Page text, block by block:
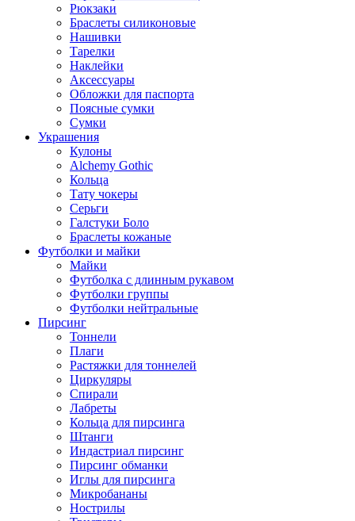
Рюкзаки
Браслеты силиконовые
Нашивки
Тарелки
Наклейки
Аксессуары
Обложки для паспорта
Поясные сумки
Сумки
Украшения
Кулоны
Alchemy Gothic
Кольца
Тату чокеры
Серьги
Галстуки Боло
Браслеты кожаные
Футболки и майки
Майки
Футболка с длинным рукавом
Футболки группы
Футболки нейтральные
Пирсинг
Тоннели
Плаги
Растяжки для тоннелей
Циркуляры
Спирали
Лабреты
Кольца для пирсинга
Штанги
Индастриал пирсинг
Пирсинг обманки
Иглы для пирсинга
Микробананы
Нострилы